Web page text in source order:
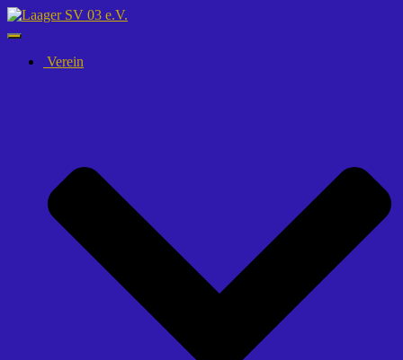
Navigation
umschalten
Verein